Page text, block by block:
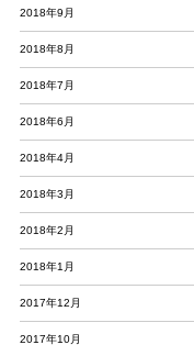
2018年9月
2018年8月
2018年7月
2018年6月
2018年4月
2018年3月
2018年2月
2018年1月
2017年12月
2017年10月